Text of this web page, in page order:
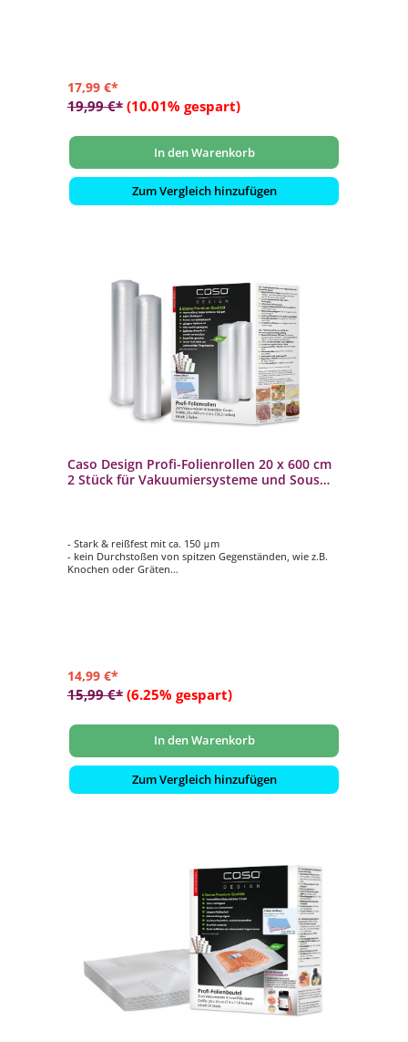
17,99 €*
19,99 €* (10.01% gespart)
In den Warenkorb
Zum Vergleich hinzufügen
Caso Design Profi-Folienrollen 20 x 600 cm
2 Stück für Vakuumiersysteme und Sous
- Stark & reißfest mit ca. 150 μm
- kein Durchstoßen von spitzen Gegenständen, wie z.B.
Knochen oder Gräten
14,99 €*
15,99 €* (6.25% gespart)
In den Warenkorb
Zum Vergleich hinzufügen